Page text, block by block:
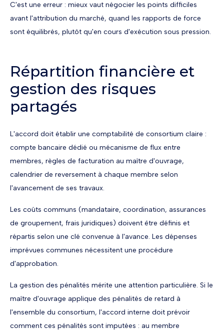
C'est une erreur : mieux vaut négocier les points difficiles
avant l'attribution du marché, quand les rapports de force
sont équilibrés, plutôt qu'en cours d'exécution sous pression.
Répartition financière et
gestion des risques
partagés
L'accord doit établir une comptabilité de consortium claire :
compte bancaire dédié ou mécanisme de flux entre
membres, règles de facturation au maître d'ouvrage,
calendrier de reversement à chaque membre selon
l'avancement de ses travaux.
Les coûts communs (mandataire, coordination, assurances
de groupement, frais juridiques) doivent être définis et
répartis selon une clé convenue à l'avance. Les dépenses
imprévues communes nécessitent une procédure
d'approbation.
La gestion des pénalités mérite une attention particulière. Si le
maître d'ouvrage applique des pénalités de retard à
l'ensemble du consortium, l'accord interne doit prévoir
comment ces pénalités sont imputées : au membre